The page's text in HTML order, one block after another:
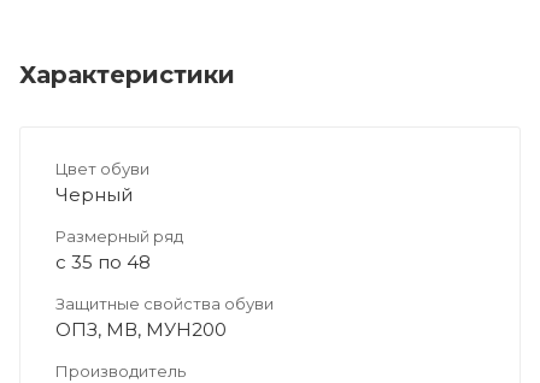
Характеристики
Цвет обуви
Черный
Размерный ряд
с 35 по 48
Защитные свойства обуви
ОПЗ, МВ, МУН200
Производитель